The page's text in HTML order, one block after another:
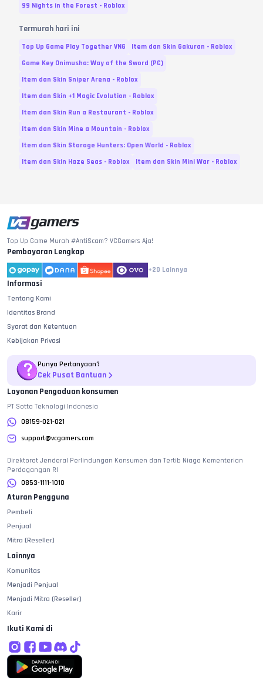
99 Nights in the Forest - Roblox
Termurah hari ini
Top Up Game Play Together VNG
Item dan Skin Gakuran - Roblox
Game Key Onimusha: Way of the Sword (PC)
Item dan Skin Sniper Arena - Roblox
Item dan Skin +1 Magic Evolution - Roblox
Item dan Skin Run a Restaurant - Roblox
Item dan Skin Mine a Mountain - Roblox
Item dan Skin Storage Hunters: Open World - Roblox
Item dan Skin Haze Seas - Roblox
Item dan Skin Mini War - Roblox
Top Up Game Murah #AntiScam? VCGamers Aja!
Pembayaran Lengkap
+20 Lainnya
Informasi
Tentang Kami
Identitas Brand
Syarat dan Ketentuan
Kebijakan Privasi
Punya Pertanyaan?
Cek Pusat Bantuan
Layanan Pengaduan konsumen
PT Sotta Teknologi Indonesia
08159-021-021
support@vcgamers.com
Direktorat Jenderal Perlindungan Konsumen dan Tertib Niaga Kementerian
Perdagangan RI
0853-1111-1010
Aturan Pengguna
Pembeli
Penjual
Mitra (Reseller)
Lainnya
Komunitas
Menjadi Penjual
Menjadi Mitra (Reseller)
Karir
Ikuti Kami di